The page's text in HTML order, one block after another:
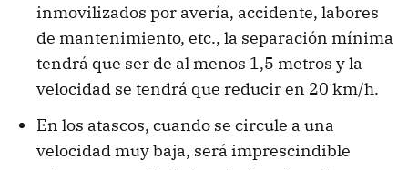
inmovilizados por avería, accidente, labores
de mantenimiento, etc., la separación mínima
tendrá que ser de al menos 1,5 metros y la
velocidad se tendrá que reducir en 20 km/h.
En los atascos, cuando se circule a una
velocidad muy baja, será imprescindible